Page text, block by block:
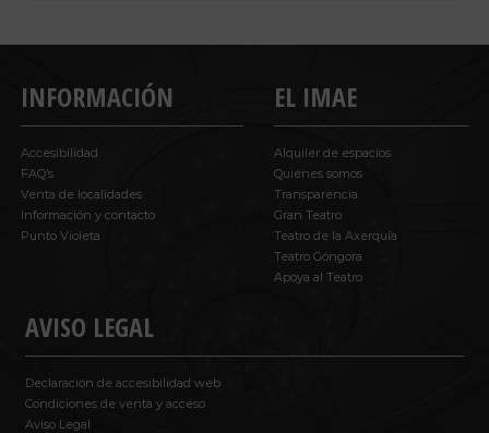
INFORMACIÓN
Accesibilidad
FAQ’s
Venta de localidades
Información y contacto
Punto Violeta
AVISO LEGAL
Declaración de accesibilidad web
Condiciones de venta y acceso
Aviso Legal
EL IMAE
Alquiler de espacios
Quiénes somos
Transparencia
Gran Teatro
Teatro de la Axerquía
Teatro Góngora
Apoya al Teatro